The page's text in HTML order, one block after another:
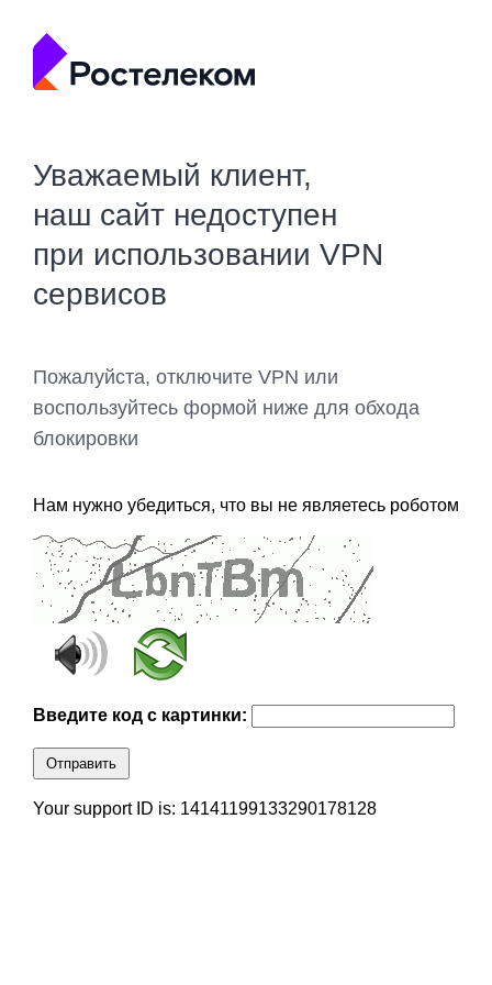
Уважаемый клиент,
наш сайт недоступен
при использовании VPN
сервисов
Пожалуйста, отключите VPN или
воспользуйтесь формой ниже для обхода
блокировки
Нам нужно убедиться, что вы не являетесь роботом
Введите код с картинки:
Отправить
Your support ID is: 14141199133290178128